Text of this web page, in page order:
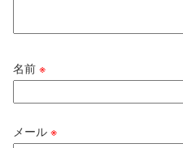
名前※
メール※